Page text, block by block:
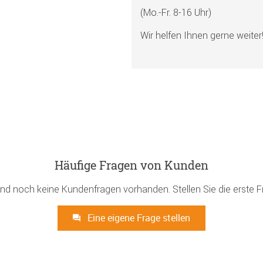
(Mo.-Fr. 8-16 Uhr)
Wir helfen Ihnen gerne weiter!
Häufige Fragen von Kunden
noch keine Kundenfragen vorhanden. Stellen Sie die erste
Eine eigene Frage stellen